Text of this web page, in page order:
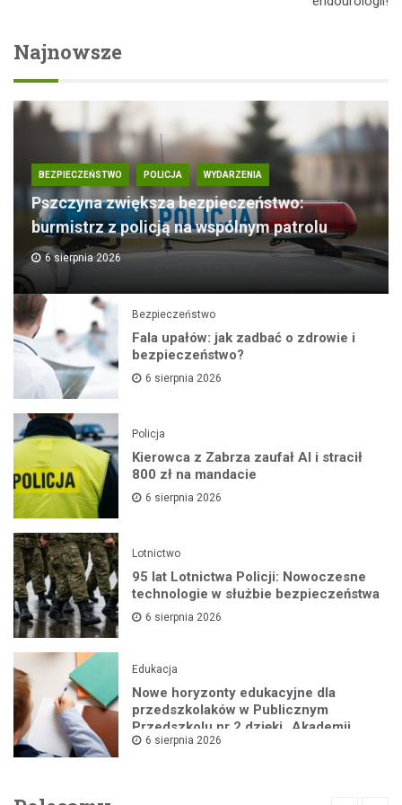
Najnowsze
BEZPIECZEŃSTWO POLICJA WYDARZENIA
Pszczyna zwiększa bezpieczeństwo:
burmistrz z policją na wspólnym patrolu
6 sierpnia 2026
Bezpieczeństwo
Fala upałów: jak zadbać o zdrowie i
bezpieczeństwo?
6 sierpnia 2026
Policja
Kierowca z Zabrza zaufał AI i stracił
800 zł na mandacie
6 sierpnia 2026
Lotnictwo
95 lat Lotnictwa Policji: Nowoczesne
technologie w służbie bezpieczeństwa
6 sierpnia 2026
Edukacja
Nowe horyzonty edukacyjne dla
przedszkolaków w Publicznym
Przedszkolu nr 2 dzięki „Akademii
Super Przedszkolaka”
6 sierpnia 2026